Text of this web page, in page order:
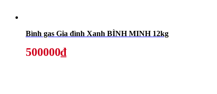
Bình gas Gia đình Xanh BÌNH MINH 12kg
500000₫